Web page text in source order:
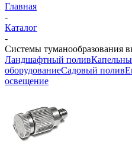
Главная
-
Каталог
-
Системы туманообразования
Ландшафтный полив
оборудованиеСадовый полив
освещение